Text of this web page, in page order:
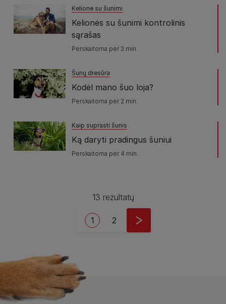
Kelionė su šunimi
Kelionės su šunimi kontrolinis
sąrašas
Perskaitoma per 3 min.
Šunų dresūra
Kodėl mano šuo loja?
Perskaitoma per 2 min.
Kaip suprasti šunis
Ką daryti pradingus šuniui
Perskaitoma per 4 min.
13 rezultatų
Current page
1 Puslapis
2